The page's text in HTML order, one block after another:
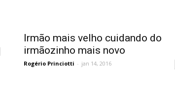
Irmão mais velho cuidando do
irmãozinho mais novo
Rogério Princiotti - jan 14, 2016